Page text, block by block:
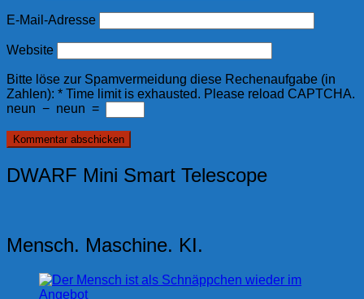
E-Mail-Adresse
Website
Bitte löse zur Spamvermeidung diese Rechenaufgabe (in
Zahlen): * Time limit is exhausted. Please reload CAPTCHA.
neun − neun =
DWARF Mini Smart Telescope
Mensch. Maschine. KI.